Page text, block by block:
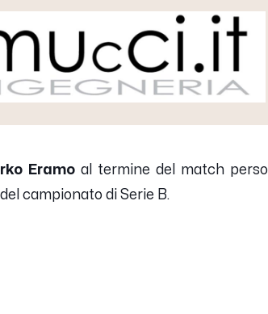
Eramo al termine del match perso
campionato di Serie B.